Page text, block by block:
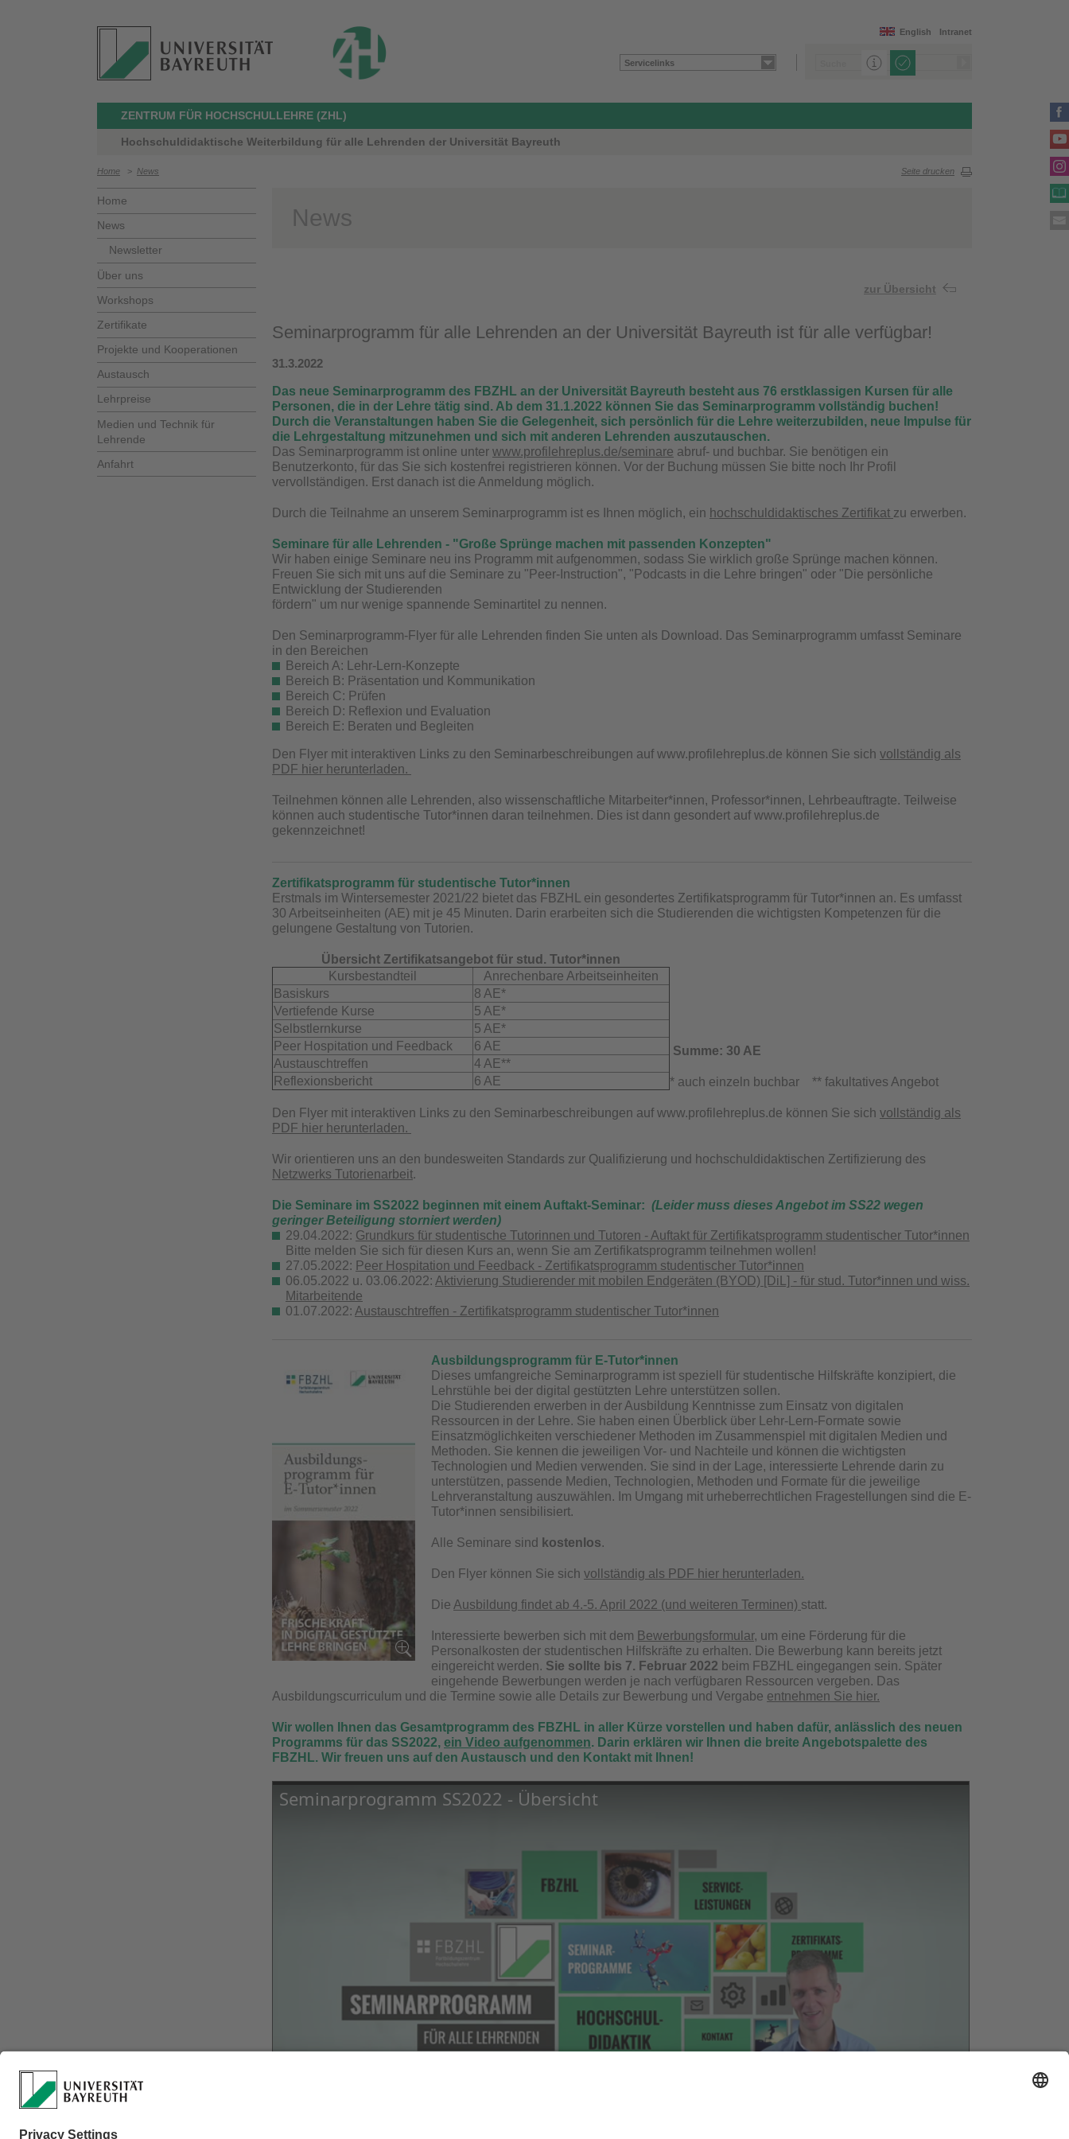
Intranet
English
Servicelinks
ZENTRUM FÜR HOCHSCHULLEHRE (ZHL)
Hochschuldidaktische Weiterbildung für alle Lehrenden der Universität Bayreuth
Home > News Seite drucken
Home
News
Newsletter
Über uns
Workshops
Zertifikate
Projekte und Kooperationen
Austausch
Lehrpreise
Medien und Technik für
Lehrende
Anfahrt
News
zur Übersicht
Seminarprogramm für alle Lehrenden an der Universität Bayreuth ist für alle verfügbar!
31.3.2022
Das neue Seminarprogramm des FBZHL an der Universität Bayreuth besteht aus 76 erstklassigen Kursen für alle
Personen, die in der Lehre tätig sind. Ab dem 31.1.2022 können Sie das Seminarprogramm vollständig buchen!
Durch die Veranstaltungen haben Sie die Gelegenheit, sich persönlich für die Lehre weiterzubilden, neue Impulse für
die Lehrgestaltung mitzunehmen und sich mit anderen Lehrenden auszutauschen.
Das Seminarprogramm ist online unter www.profilehreplus.de/seminare abruf- und buchbar. Sie benötigen ein
Benutzerkonto, für das Sie sich kostenfrei registrieren können. Vor der Buchung müssen Sie bitte noch Ihr Profil
vervollständigen. Erst danach ist die Anmeldung möglich.
Durch die Teilnahme an unserem Seminarprogramm ist es Ihnen möglich, ein hochschuldidaktisches Zertifikat zu erwerben.
Seminare für alle Lehrenden - "Große Sprünge machen mit passenden Konzepten"
Wir haben einige Seminare neu ins Programm mit aufgenommen, sodass Sie wirklich große Sprünge machen können.
Freuen Sie sich mit uns auf die Seminare zu "Peer-Instruction", "Podcasts in die Lehre bringen" oder "Die persönliche
Entwicklung der Studierenden
fördern" um nur wenige spannende Seminartitel zu nennen.
Den Seminarprogramm-Flyer für alle Lehrenden finden Sie unten als Download. Das Seminarprogramm umfasst Seminare
in den Bereichen
Bereich A: Lehr-Lern-Konzepte
Bereich B: Präsentation und Kommunikation
Bereich C: Prüfen
Bereich D: Reflexion und Evaluation
Bereich E: Beraten und Begleiten
Den Flyer mit interaktiven Links zu den Seminarbeschreibungen auf www.profilehreplus.de können Sie sich vollständig als
PDF hier herunterladen.
Teilnehmen können alle Lehrenden, also wissenschaftliche Mitarbeiter*innen, Professor*innen, Lehrbeauftragte. Teilweise
können auch studentische Tutor*innen daran teilnehmen. Dies ist dann gesondert auf www.profilehreplus.de
gekennzeichnet!
Zertifikatsprogramm für studentische Tutor*innen
Erstmals im Wintersemester 2021/22 bietet das FBZHL ein gesondertes Zertifikatsprogramm für Tutor*innen an. Es umfasst
30 Arbeitseinheiten (AE) mit je 45 Minuten. Darin erarbeiten sich die Studierenden die wichtigsten Kompetenzen für die
gelungene Gestaltung von Tutorien.
Übersicht Zertifikatsangebot für stud. Tutor*innen
Kursbestandteil
Anrechenbare Arbeitseinheiten
Basiskurs
8 AE*
Vertiefende Kurse
5 AE*
Selbstlernkurse
5 AE*
Peer Hospitation und Feedback
6 AE
Austauschtreffen
4 AE**
Reflexionsbericht
6 AE
Summe: 30 AE
* auch einzeln buchbar ** fakultatives Angebot
Den Flyer mit interaktiven Links zu den Seminarbeschreibungen auf www.profilehreplus.de können Sie sich vollständig als
PDF hier herunterladen.
Wir orientieren uns an den bundesweiten Standards zur Qualifizierung und hochschuldidaktischen Zertifizierung des
Netzwerks Tutorienarbeit.
Die Seminare im SS2022 beginnen mit einem Auftakt-Seminar: (Leider muss dieses Angebot im SS22 wegen
geringer Beteiligung storniert werden)
29.04.2022: Grundkurs für studentische Tutorinnen und Tutoren - Auftakt für Zertifikatsprogramm studentischer Tutor*innen
Bitte melden Sie sich für diesen Kurs an, wenn Sie am Zertifikatsprogramm teilnehmen wollen!
27.05.2022: Peer Hospitation und Feedback - Zertifikatsprogramm studentischer Tutor*innen
06.05.2022 u. 03.06.2022: Aktivierung Studierender mit mobilen Endgeräten (BYOD) [DiL] - für stud. Tutor*innen und wiss.
Mitarbeitende
01.07.2022: Austauschtreffen - Zertifikatsprogramm studentischer Tutor*innen
Ausbildungsprogramm für E-Tutor*innen
Dieses umfangreiche Seminarprogramm ist speziell für studentische Hilfskräfte konzipiert, die
Lehrstühle bei der digital gestützten Lehre unterstützen sollen.
Die Studierenden erwerben in der Ausbildung Kenntnisse zum Einsatz von digitalen
Ressourcen in der Lehre. Sie haben einen Überblick über Lehr-Lern-Formate sowie
Einsatzmöglichkeiten verschiedener Methoden im Zusammenspiel mit digitalen Medien und
Methoden. Sie kennen die jeweiligen Vor- und Nachteile und können die wichtigsten
Technologien und Medien verwenden. Sie sind in der Lage, interessierte Lehrende darin zu
unterstützen, passende Medien, Technologien, Methoden und Formate für die jeweilige
Lehrveranstaltung auszuwählen. Im Umgang mit urheberrechtlichen Fragestellungen sind die E-
Tutor*innen sensibilisiert.
Alle Seminare sind kostenlos.
Den Flyer können Sie sich vollständig als PDF hier herunterladen.
Die Ausbildung findet ab 4.-5. April 2022 (und weiteren Terminen) statt.
Interessierte bewerben sich mit dem Bewerbungsformular, um eine Förderung für die
Personalkosten der studentischen Hilfskräfte zu erhalten. Die Bewerbung kann bereits jetzt
eingereicht werden. Sie sollte bis 7. Februar 2022 beim FBZHL eingegangen sein. Später
eingehende Bewerbungen werden je nach verfügbaren Ressourcen vergeben. Das
Ausbildungscurriculum und die Termine sowie alle Details zur Bewerbung und Vergabe entnehmen Sie hier.
Wir wollen Ihnen das Gesamtprogramm des FBZHL in aller Kürze vorstellen und haben dafür, anlässlich des neuen
Programms für das SS2022, ein Video aufgenommen. Darin erklären wir Ihnen die breite Angebotspalette des
FBZHL. Wir freuen uns auf den Austausch und den Kontakt mit Ihnen!